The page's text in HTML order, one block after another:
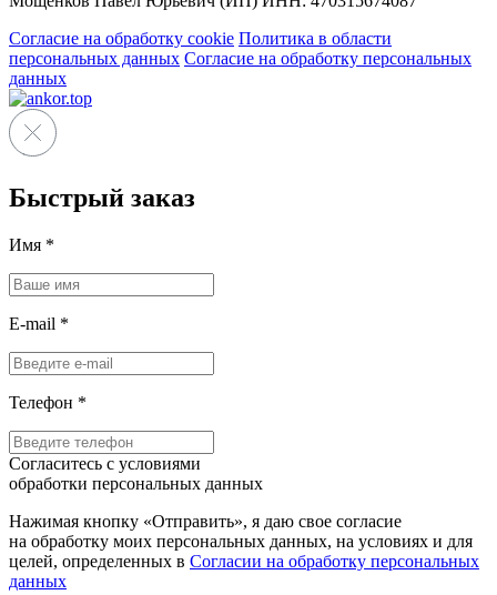
Согласие на обработку cookie Политика в области
персональных данных Согласие на обработку персональных
данных
Быстрый заказ
Имя *
E-mail *
Телефон *
Согласитесь с условиями
обработки персональных данных
Нажимая кнопку «Отправить», я даю свое согласие
на обработку моих персональных данных, на условиях и для
целей, определенных в Согласии на обработку персональных
данных